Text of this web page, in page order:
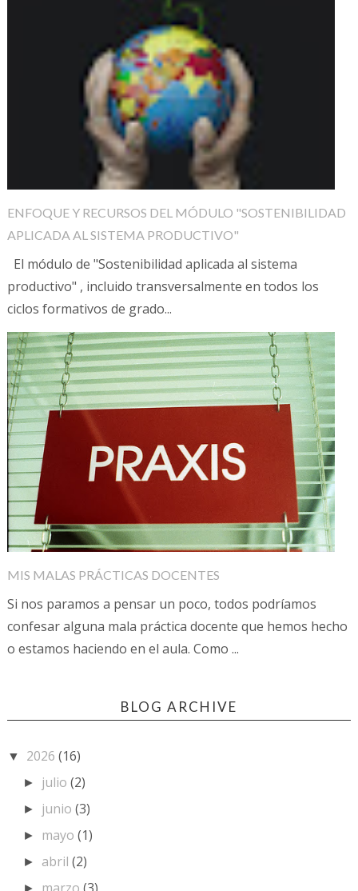
ENFOQUE Y RECURSOS DEL MÓDULO "SOSTENIBILIDAD
APLICADA AL SISTEMA PRODUCTIVO"
El módulo de "Sostenibilidad aplicada al sistema
productivo" , incluido transversalmente en todos los
ciclos formativos de grado...
MIS MALAS PRÁCTICAS DOCENTES
Si nos paramos a pensar un poco, todos podríamos
confesar alguna mala práctica docente que hemos hecho
o estamos haciendo en el aula. Como ...
BLOG ARCHIVE
▼ 2026 (16)
► julio(2)
► junio(3)
► mayo(1)
► abril(2)